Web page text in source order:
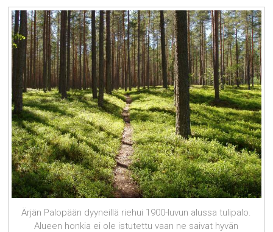
Ärjän Palopään dyyneillä riehui 1900-luvun alussa tulipalo.
Alueen honkia ei ole istutettu vaan ne saivat hyvän